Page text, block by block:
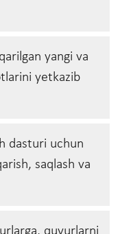
yangi va
yetkazib
dasturi uchun
saqlash va
quvurlarni